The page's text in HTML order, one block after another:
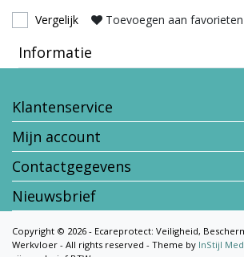
Vergelijk Toevoegen aan favorieten
Informatie
Klantenservice
Mijn account
Contactgegevens
Nieuwsbrief
Copyright © 2026 - Ecareprotect: Veiligheid,
Werkvloer - All rights reserved - Theme by InStijl